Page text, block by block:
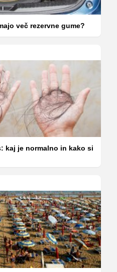
več rezervne gume?
kaj je normalno in kako si